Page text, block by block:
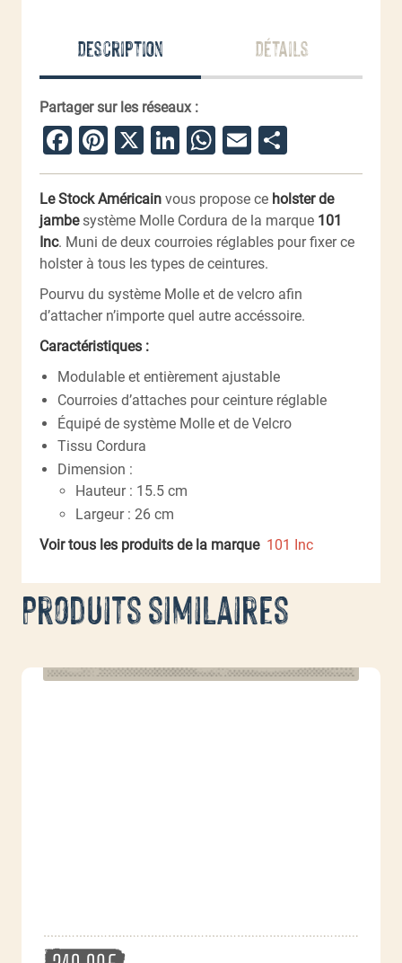
Description Détails
Partager sur les réseaux :
Facebook
Pinterest
X LinkedIn
WhatsApp
Email
Le Stock Américain vous propose ce holster de
jambesystème Molle Cordura de la marque 101
Inc. Muni de deux courroies réglables pour fixer ce
holster à tous les types de ceintures.
Pourvu du système Molle et de velcro afin
d’attacher n’importe quel autre accéssoire.
Caractéristiques :
Modulable et entièrement ajustable
Courroies d’attaches pour ceinture réglable
Équipé de système Molle et de Velcro
Tissu Cordura
Dimension :
Hauteur : 15.5 cm
Largeur : 26 cm
Voir tous les produits de la marque 101 Inc
Produits similaires